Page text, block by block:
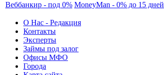
Веббанкир - под 0% MoneyMan - 0% до 15 дней
О Нас - Редакция
Контакты
Эксперты
Займы под залог
Офисы МФО
Города